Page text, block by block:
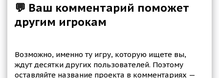
💬 Ваш комментарий поможет
другим игрокам
Возможно, именно ту игру, которую ищете вы,
ждут десятки других пользователей. Поэтому
оставляйте название проекта в комментариях —